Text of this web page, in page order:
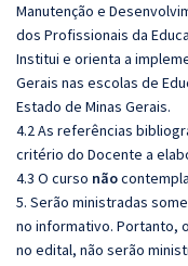
Manutenção e
dos Profissionais da
Institui e orienta a
Gerais nas escolas de
Estado de Minas Gerais.
4.2 As referências
critério do Docente a
4.3 O curso não
5. Serão ministradas
no informativo. Portanto,
no edital, não serão